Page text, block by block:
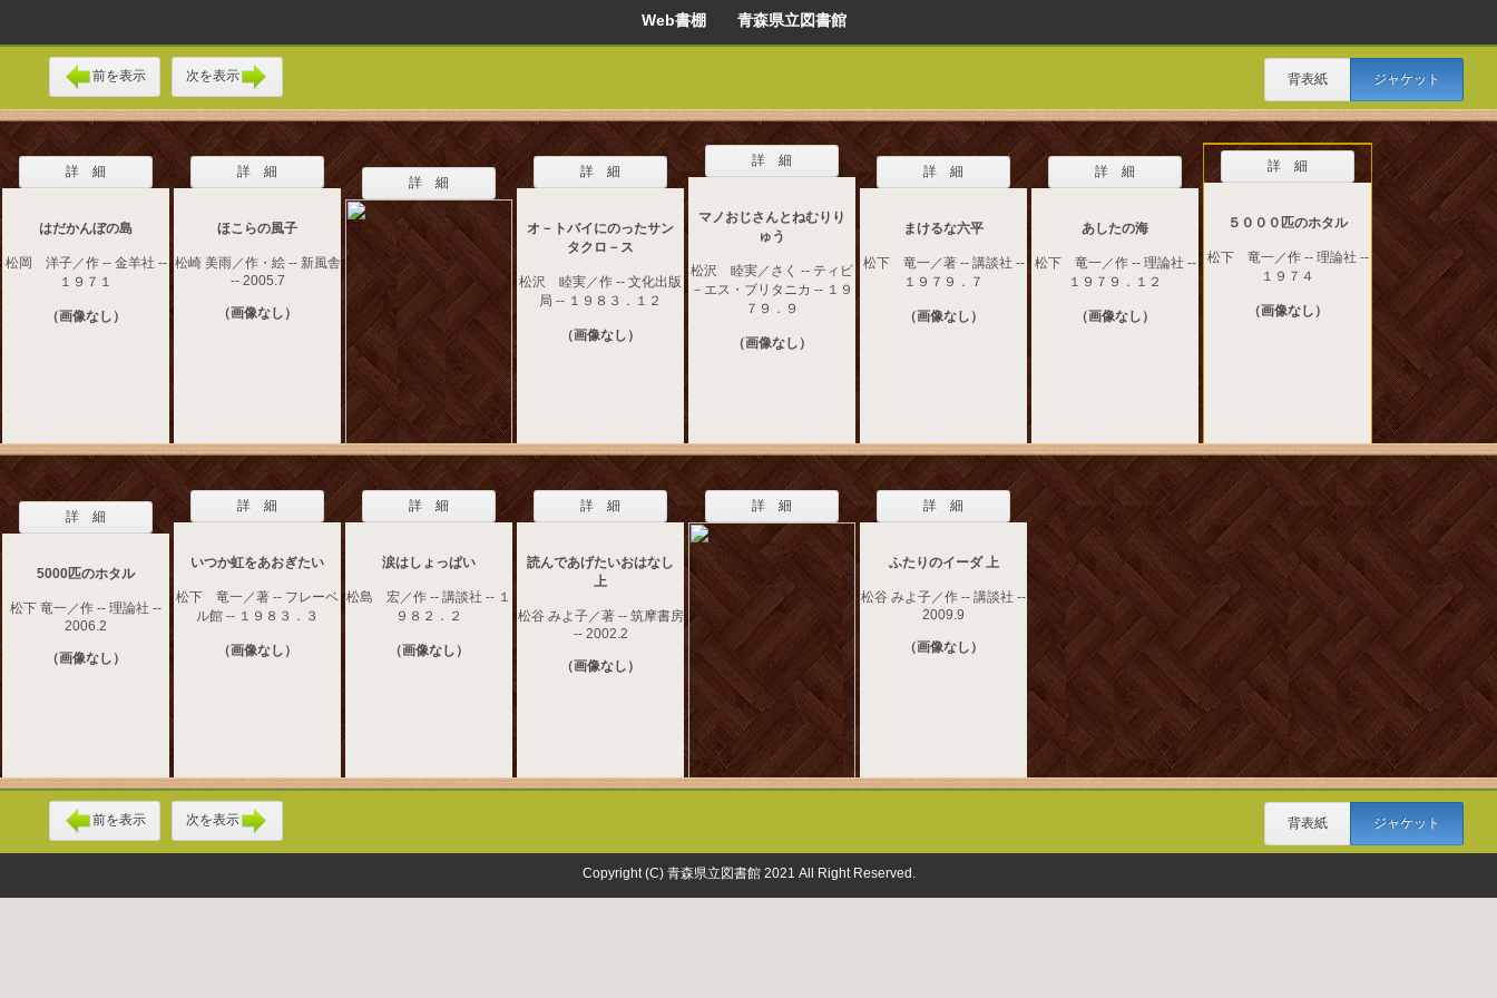
Web書棚 青森県立図書館
前を表示 次を表示 背表紙 ジャケット
詳 細
はだかんぼの島
松岡 洋子／作 -- 金羊社 --
１９７１
（画像なし）
詳 細
ほこらの風子
松崎 美雨／作・絵 -- 新風舎
-- 2005.7
（画像なし）
詳 細
詳 細
オ－トバイにのったサン
タクロ－ス
松沢 睦実／作 -- 文化出版
局 -- １９８３．１２
（画像なし）
詳 細
マノおじさんとねむりり
ゅう
松沢 睦実／さく -- ティビ
－エス・ブリタニカ -- １９
７９．９
（画像なし）
詳 細
まけるな六平
松下 竜一／著 -- 講談社 --
１９７９．７
（画像なし）
詳 細
あしたの海
松下 竜一／作 -- 理論社 --
１９７９．１２
（画像なし）
詳 細
５０００匹のホタル
松下 竜一／作 -- 理論社 --
１９７４
（画像なし）
詳 細
5000匹のホタル
松下 竜一／作 -- 理論社 --
2006.2
（画像なし）
詳 細
いつか虹をあおぎたい
松下 竜一／著 -- フレーベ
ル館 -- １９８３．３
（画像なし）
詳 細
涙はしょっぱい
松島 宏／作 -- 講談社 -- １
９８２．２
（画像なし）
詳 細
読んであげたいおはなし
上
松谷 みよ子／著 -- 筑摩書房
-- 2002.2
（画像なし）
詳 細 詳 細
ふたりのイーダ 上
松谷 みよ子／作 -- 講談社 --
2009.9
（画像なし）
前を表示 次を表示 背表紙 ジャケット
Copyright (C) 青森県立図書館 2021 All Right Reserved.